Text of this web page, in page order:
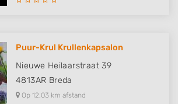
Puur-Krul Krullenkapsalon
Nieuwe Heilaarstraat 39
4813AR Breda
Op 12,03 km afstand